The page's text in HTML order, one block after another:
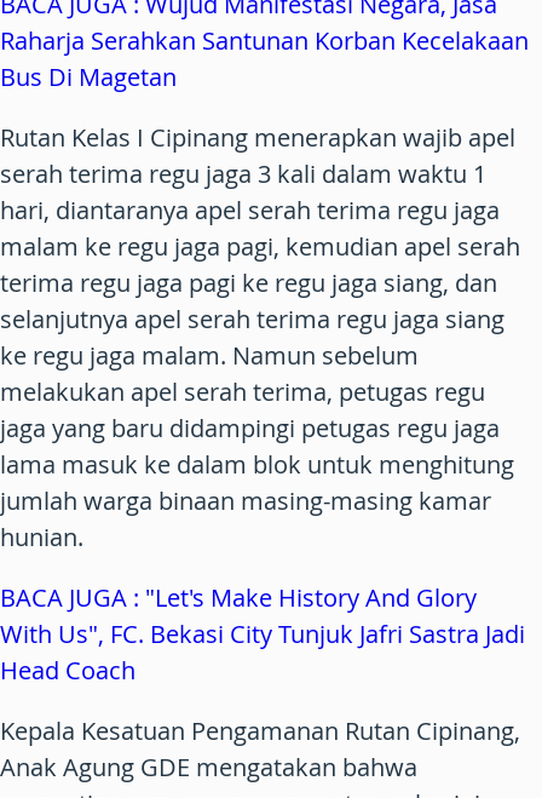
Raharja Serahkan Santunan Korban Kecelakaan
Bus Di Magetan
Rutan Kelas I Cipinang menerapkan wajib apel
serah terima regu jaga 3 kali dalam waktu 1
hari, diantaranya apel serah terima regu jaga
malam ke regu jaga pagi, kemudian apel serah
terima regu jaga pagi ke regu jaga siang, dan
selanjutnya apel serah terima regu jaga siang
ke regu jaga malam. Namun sebelum
melakukan apel serah terima, petugas regu
jaga yang baru didampingi petugas regu jaga
lama masuk ke dalam blok untuk menghitung
jumlah warga binaan masing-masing kamar
hunian.
BACA JUGA : "Let's Make History And Glory
With Us", FC. Bekasi City Tunjuk Jafri Sastra Jadi
Head Coach
Kepala Kesatuan Pengamanan Rutan Cipinang,
Anak Agung GDE mengatakan bahwa